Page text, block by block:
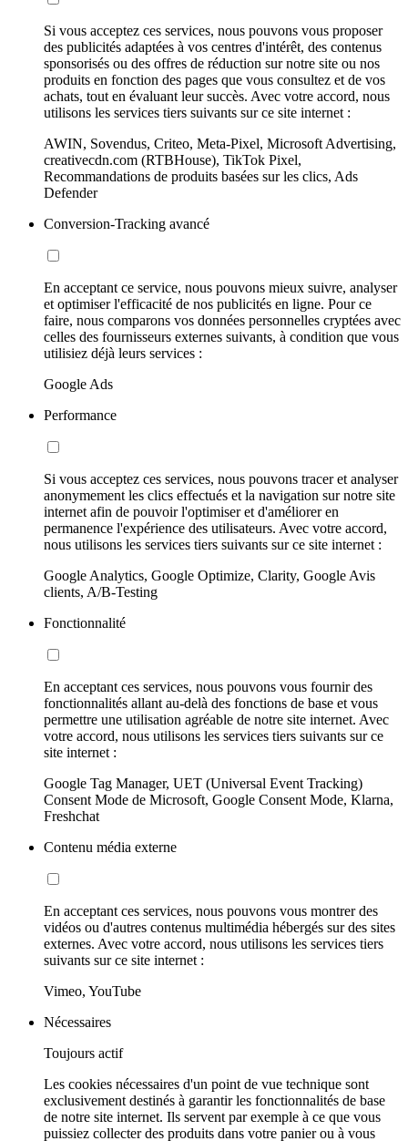
Si vous acceptez ces services, nous pouvons vous proposer
des publicités adaptées à vos centres d'intérêt, des contenus
sponsorisés ou des offres de réduction sur notre site ou nos
produits en fonction des pages que vous consultez et de vos
achats, tout en évaluant leur succès. Avec votre accord, nous
utilisons les services tiers suivants sur ce site internet :
AWIN, Sovendus, Criteo, Meta-Pixel, Microsoft Advertising,
creativecdn.com (RTBHouse), TikTok Pixel,
Recommandations de produits basées sur les clics, Ads
Defender
Conversion-Tracking avancé
En acceptant ce service, nous pouvons mieux suivre, analyser
et optimiser l'efficacité de nos publicités en ligne. Pour ce
faire, nous comparons vos données personnelles cryptées avec
celles des fournisseurs externes suivants, à condition que vous
utilisiez déjà leurs services :
Google Ads
Performance
Si vous acceptez ces services, nous pouvons tracer et analyser
anonymement les clics effectués et la navigation sur notre site
internet afin de pouvoir l'optimiser et d'améliorer en
permanence l'expérience des utilisateurs. Avec votre accord,
nous utilisons les services tiers suivants sur ce site internet :
Google Analytics, Google Optimize, Clarity, Google Avis
clients, A/B-Testing
Fonctionnalité
En acceptant ces services, nous pouvons vous fournir des
fonctionnalités allant au-delà des fonctions de base et vous
permettre une utilisation agréable de notre site internet. Avec
votre accord, nous utilisons les services tiers suivants sur ce
site internet :
Google Tag Manager, UET (Universal Event Tracking)
Consent Mode de Microsoft, Google Consent Mode, Klarna,
Freshchat
Contenu média externe
En acceptant ces services, nous pouvons vous montrer des
vidéos ou d'autres contenus multimédia hébergés sur des sites
externes. Avec votre accord, nous utilisons les services tiers
suivants sur ce site internet :
Vimeo, YouTube
Nécessaires
Toujours actif
Les cookies nécessaires d'un point de vue technique sont
exclusivement destinés à garantir les fonctionnalités de base
de notre site internet. Ils servent par exemple à ce que vous
puissiez collecter des produits dans votre panier ou à vous